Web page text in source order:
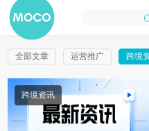
全部文章 运营推广 跨境
跨境资讯